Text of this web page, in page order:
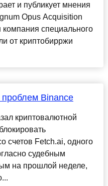
и публикует мнения
Opus Acquisition
компания специального
от криптобирржи
проблем Binance
криптовалютной
счетов Fetch.ai, одного
судебным
на прошлой неделе,